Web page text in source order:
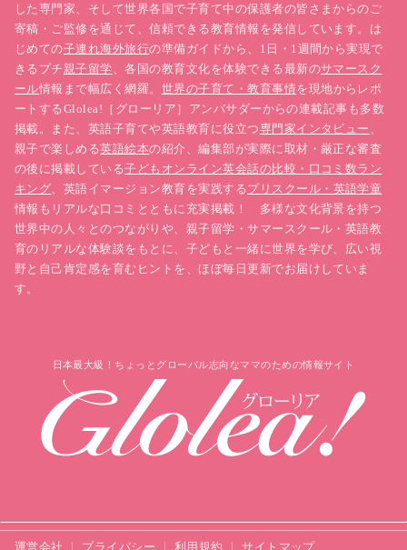
した専門家、そして世界各国で子育て中の保護者の皆さまからのご
寄稿・ご監修を通じて、信頼できる教育情報を発信しています。は
じめての子連れ海外旅行の準備ガイドから、1日・1週間から実現で
きるプチ親子留学、各国の教育文化を体験できる最新のサマースク
ール情報まで幅広く網羅。 世界の子育て・教育事情を現地からレポ
ートするGlolea!［グローリア］アンバサダーからの連載記事も多数
掲載。また、英語子育てや英語教育に役立つ専門家インタビュー 、
親子で楽しめる英語絵本の紹介、編集部が実際に取材・厳正な審査
の後に掲載している子どもオンライン英会話の比較・口コミ数ラン
キング、英語イマージョン教育を実践するプリスクール・英語学童
情報もリアルな口コミとともに充実掲載！ 多様な文化背景を持つ
世界中の人々とのつながりや、親子留学・サマースクール・英語教
育のリアルな体験談をもとに、子どもと一緒に世界を学び、広い視
野と自己肯定感を育むヒントを、ほぼ毎日更新でお届けしていま
す。
日本最大級！ちょっとグローバル志向なママのための情報サイト
運営会社 プライバシー 利用規約 サイトマップ